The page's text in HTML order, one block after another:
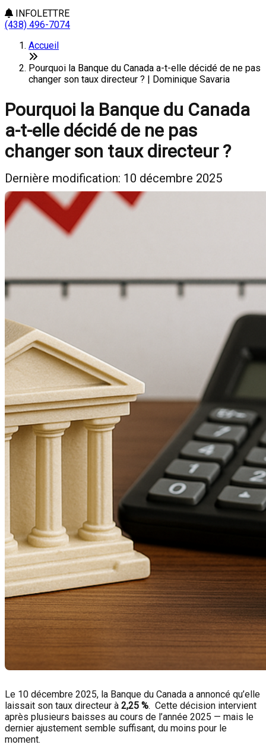
INFOLETTRE
(438) 496-7074
Accueil
Pourquoi la Banque du Canada a-t-elle décidé de ne pas
changer son taux directeur ? | Dominique Savaria
Pourquoi la Banque du Canada
a-t-elle décidé de ne pas
changer son taux directeur ?
Dernière modification: 10 décembre 2025
Le 10 décembre 2025, la Banque du Canada a annoncé qu’elle
laissait son taux directeur à 2,25 %. Cette décision intervient
après plusieurs baisses au cours de l’année 2025 — mais le
dernier ajustement semble suffisant, du moins pour le
moment.